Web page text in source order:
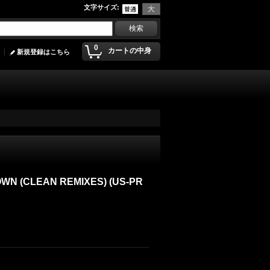
文字サイズ:
0 カートの中身
新規登録はこちら
(CLEAN REMIXES) (US-PR